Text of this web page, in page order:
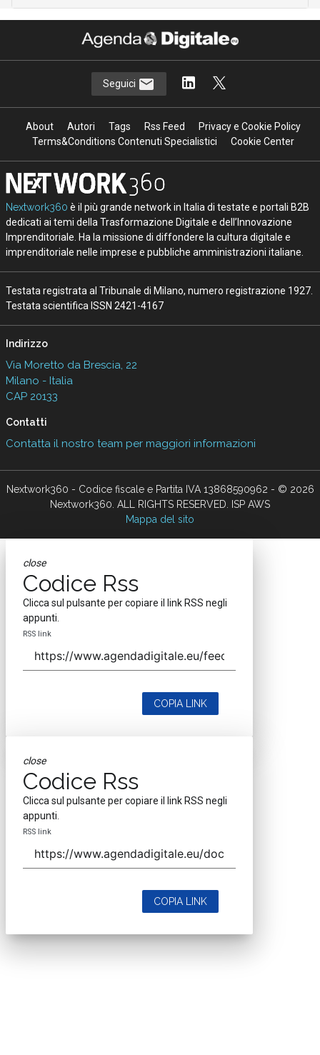
Seguici
About Autori Tags Rss Feed
Privacy e Cookie Policy
Terms&Conditions Contenuti Specialistici
Cookie Center
Nextwork360 è il più grande network in Italia di testate e portali B2B
dedicati ai temi della Trasformazione Digitale e dell’Innovazione
Imprenditoriale. Ha la missione di diffondere la cultura digitale e
imprenditoriale nelle imprese e pubbliche amministrazioni italiane.
Testata registrata al Tribunale di Milano, numero registrazione 1927.
Testata scientifica ISSN 2421-4167
Indirizzo
Via Moretto da Brescia, 22
Milano - Italia
CAP 20133
Contatti
Contatta il nostro team per maggiori informazioni
Nextwork360 - Codice fiscale e Partita IVA 13868590962 - © 2026
Nextwork360. ALL RIGHTS RESERVED. ISP AWS
Mappa del sito
close
Codice Rss
Clicca sul pulsante per copiare il link RSS negli
appunti.
RSS link
COPIA LINK
close
Codice Rss
Clicca sul pulsante per copiare il link RSS negli
appunti.
RSS link
COPIA LINK